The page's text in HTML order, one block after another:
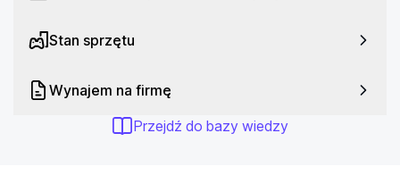
Stan sprzętu
Wynajem na firmę
Przejdź do bazy wiedzy